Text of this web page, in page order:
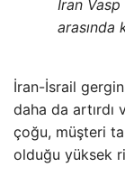
İran Vasp
arasında
İran-İsrail
daha da artırdı
çoğu, müşteri
olduğu yüksek